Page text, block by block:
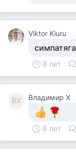
Viktor Kiuru
симпатяга
8 лет
ВХ Владимир Х
8 лет